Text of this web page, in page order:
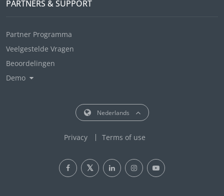
PARTNERS & SUPPORT
Partner Programma
Veelgestelde Vragen
Beoordelingen
Demo
Nederlands
Privacy Terms of use